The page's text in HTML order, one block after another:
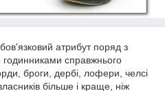
атрибут поряд з
справжнього
броги, дербі, лофери, челсі
більше і краще, ніж